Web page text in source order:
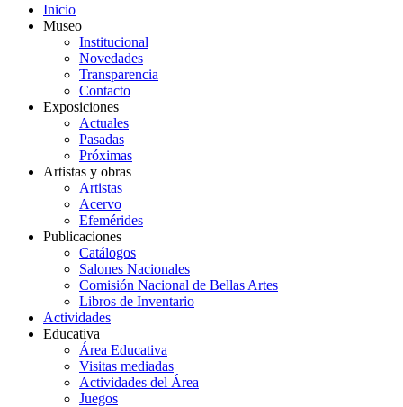
Inicio
Museo
Institucional
Novedades
Transparencia
Contacto
Exposiciones
Actuales
Pasadas
Próximas
Artistas y obras
Artistas
Acervo
Efemérides
Publicaciones
Catálogos
Salones Nacionales
Comisión Nacional de Bellas Artes
Libros de Inventario
Actividades
Educativa
Área Educativa
Visitas mediadas
Actividades del Área
Juegos